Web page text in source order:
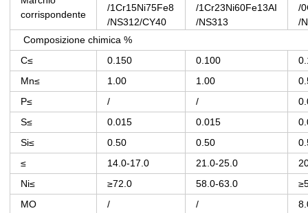
corrispondente
/1Cr15Ni75Fe8
/NS312/CY40
/1Cr23Ni60Fe13AI
/NS313
/
/
Composizione chimica %
C≤
0.150 0.100
Mn≤
1.00 1.00
P≤
/ /
S≤
0.015 0.015
Si≤
0.50 0.50
≤
14.0-17.0 21.0-25.0
Ni≤
≥72.0 58.0-63.0
MO
/ /